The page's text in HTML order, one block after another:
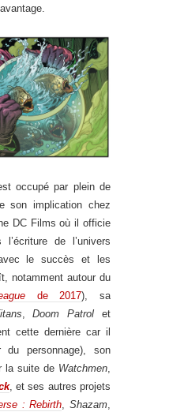
occupé par plein de
son implication chez
DC Films où il officie
de l’univers
le succès et les
notamment autour du
de 2017), sa
,Doom Patrol et
cette dernière car il
personnage), son
la suite de Watchmen,
, et ses autres projets
: Rebirth,Shazam,